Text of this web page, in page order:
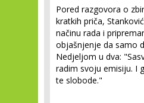
Pored razgovora o
kratkih priča,
načinu rada i
objašnjenje da samo
Nedjeljom u dva:
radim svoju emisiju. I
te slobode."